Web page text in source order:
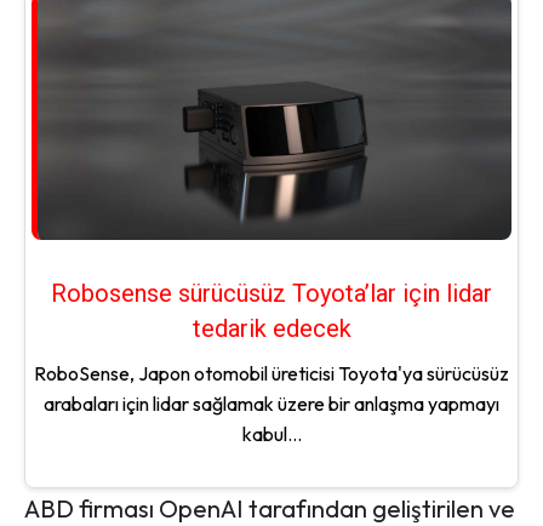
Robosense sürücüsüz Toyota’lar için lidar
tedarik edecek
RoboSense, Japon otomobil üreticisi Toyota'ya sürücüsüz
arabaları için lidar sağlamak üzere bir anlaşma yapmayı
kabul...
ABD firması OpenAI tarafından geliştirilen ve